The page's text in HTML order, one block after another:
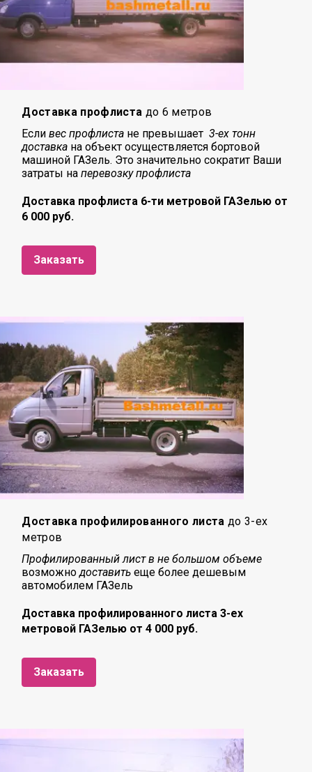
Доставка профлиста до 6 метров
Есливес профлиста не превышает3-ех тонн
доставка на объект осуществляется бортовой
машиной ГАЗель. Это значительно сократит Ваши
затраты наперевозкупрофлиста
Доставка профлиста 6-ти метровой ГАЗелью от
6 000 руб.
Заказать
Доставка профилированного листа до 3-ех
метров
Профилированный лист в не большом объеме
возможнодоставить еще более дешевым
автомобилем ГАЗель
Доставка профилированного листа 3-ех
метровой ГАЗелью от 4 000 руб.
Заказать